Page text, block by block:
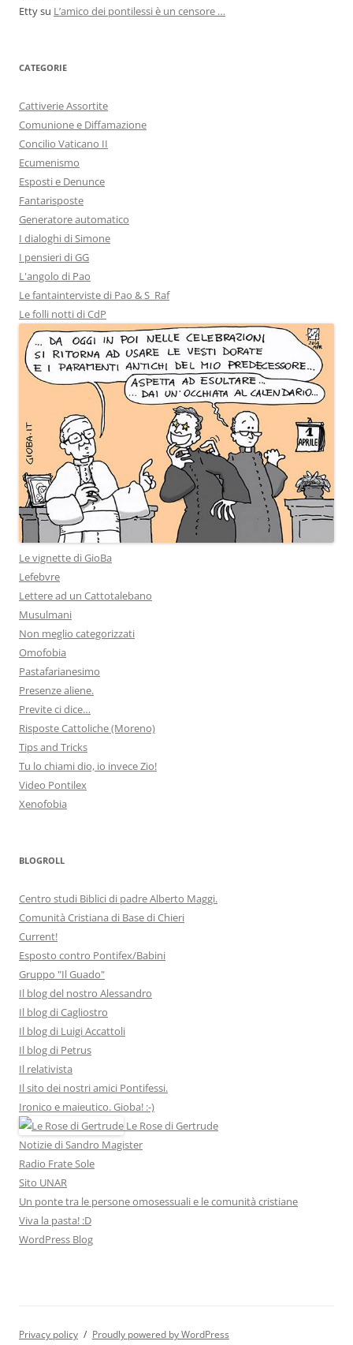
Ettysu L’amico dei pontilessi è un censore …
CATEGORIE
Cattiverie Assortite
Comunione e Diffamazione
Concilio Vaticano II
Ecumenismo
Esposti e Denunce
Fantarisposte
Generatore automatico
I dialoghi di Simone
I pensieri di GG
L'angolo di Pao
Le fantainterviste di Pao & S_Raf
Le folli notti di CdP
Le vignette di GioBa
Lefebvre
Lettere ad un Cattotalebano
Musulmani
Non meglio categorizzati
Omofobia
Pastafarianesimo
Presenze aliene.
Previte ci dice…
Risposte Cattoliche (Moreno)
Tips and Tricks
Tu lo chiami dio, io invece Zio!
Video Pontilex
Xenofobia
BLOGROLL
Centro studi Biblici di padre Alberto Maggi.
Comunità Cristiana di Base di Chieri
Current!
Esposto contro Pontifex/Babini
Gruppo "Il Guado"
Il blog del nostro Alessandro
Il blog di Cagliostro
Il blog di Luigi Accattoli
Il blog di Petrus
Il relativista
Il sito dei nostri amici Pontifessi.
Ironico e maieutico. Gioba! :-)
Le Rose di Gertrude
Notizie di Sandro Magister
Radio Frate Sole
Sito UNAR
Un ponte tra le persone omosessuali e le comunità cristiane
Viva la pasta! :D
WordPress Blog
Privacy policy Proudly powered by WordPress